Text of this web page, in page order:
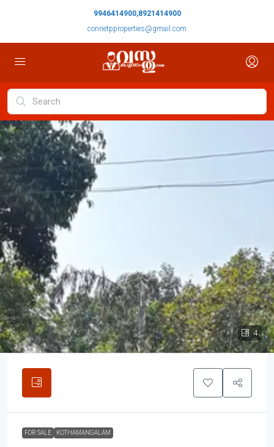
9946414900,8921414900
connetpproperties@gmail.com
4
FOR SALE KOTHAMANGALAM